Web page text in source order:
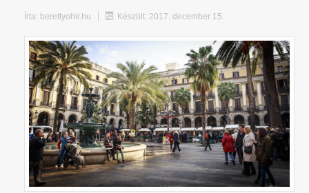
Írta: berettyohir.hu Készült: 2017. december 15.